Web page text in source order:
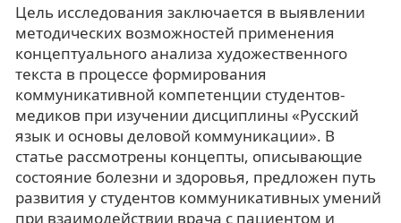
Цель исследования заключается в выявлении
методических возможностей применения
концептуального анализа художественного
текста в процессе формирования
коммуникативной компетенции студентов-
медиков при изучении дисциплины «Русский
язык и основы деловой коммуникации». В
статье рассмотрены концепты, описывающие
состояние болезни и здоровья, предложен путь
развития у студентов коммуникативных умений
при взаимодействии врача с пациентом и